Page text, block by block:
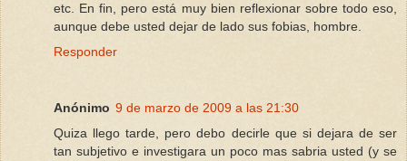
etc. En fin, pero está muy bien reflexionar sobre todo eso,
aunque debe usted dejar de lado sus fobias, hombre.
Responder
Anónimo 9 de marzo de 2009 a las 21:30
Quiza llego tarde, pero debo decirle que si dejara de ser
tan subjetivo e investigara un poco mas sabria usted (y se